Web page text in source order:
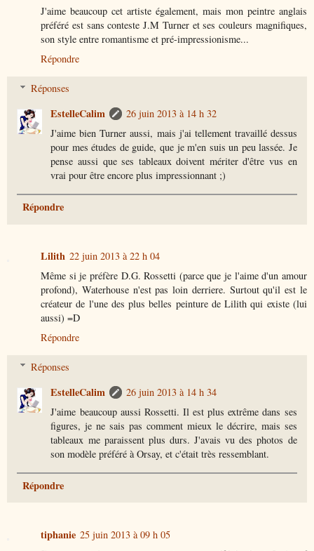
J'aime beaucoup cet artiste également, mais mon peintre anglais
préféré est sans conteste J.M Turner et ses couleurs magnifiques,
son style entre romantisme et pré-impressionisme...
Répondre
Réponses
EstelleCalim
26 juin 2013 à 14 h 32
J'aime bien Turner aussi, mais j'ai tellement travaillé dessus
pour mes études de guide, que je m'en suis un peu lassée. Je
pense aussi que ses tableaux doivent mériter d'être vus en
vrai pour être encore plus impressionnant ;)
Répondre
Lilith 22 juin 2013 à 22 h 04
Même si je préfère D.G. Rossetti (parce que je l'aime d'un amour
profond), Waterhouse n'est pas loin derriere. Surtout qu'il est le
créateur de l'une des plus belles peinture de Lilith qui existe (lui
aussi) =D
Répondre
Réponses
EstelleCalim
26 juin 2013 à 14 h 34
J'aime beaucoup aussi Rossetti. Il est plus extrême dans ses
figures, je ne sais pas comment mieux le décrire, mais ses
tableaux me paraissent plus durs. J'avais vu des photos de
son modèle préféré à Orsay, et c'était très ressemblant.
Répondre
tiphanie 25 juin 2013 à 09 h 05